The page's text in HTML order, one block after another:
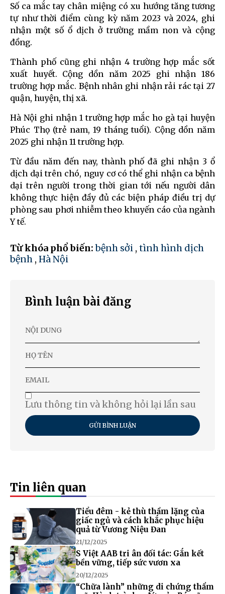
Số ca mắc tay chân miệng có xu hướng tăng tương
tự như thời điểm cùng kỳ năm 2023 và 2024, ghi
nhận một số ổ dịch ở trường mầm non và cộng
đồng.
Thành phố cũng ghi nhận 4 trường hợp mắc sốt
xuất huyết. Cộng dồn năm 2025 ghi nhận 186
trường hợp mắc. Bệnh nhân ghi nhận rải rác tại 27
quận, huyện, thị xã.
Hà Nội ghi nhận 1 trường hợp mắc ho gà tại huyện
Phúc Thọ (trẻ nam, 19 tháng tuổi). Cộng dồn năm
2025 ghi nhận 11 trường hợp.
Từ đầu năm đến nay, thành phố đã ghi nhận 3 ổ
dịch dại trên chó, nguy cơ có thể ghi nhận ca bệnh
dại trên người trong thời gian tới nếu người dân
không thực hiện đầy đủ các biện pháp điều trị dự
phòng sau phơi nhiễm theo khuyến cáo của ngành
Y tế.
Từ khóa phổ biến:bệnh sởi , tình hình dịch
bệnh , Hà Nội
Bình luận bài đăng
Lưu thông tin và không hỏi lại lần sau
GỬI BÌNH LUẬN
Tin liên quan
Tiểu đêm - kẻ thù thầm lặng của
giấc ngủ và cách khắc phục hiệu
quả từ Vương Niệu Đan
21/12/2025
S Việt AAB tri ân đối tác: Gắn kết
bền vững, tiếp sức vươn xa
20/12/2025
“Chữa lành” những di chứng thẩm